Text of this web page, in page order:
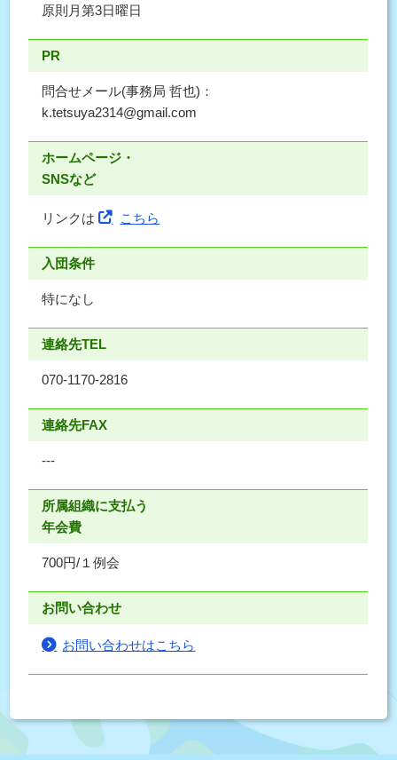
原則月第3日曜日
PR
問合せメール(事務局 哲也)：
k.tetsuya2314@gmail.com
ホームページ・
SNSなど
リンクは こちら
入団条件
特になし
連絡先TEL
070-1170-2816
連絡先FAX
---
所属組織に支払う
年会費
700円/１例会
お問い合わせ
お問い合わせはこちら